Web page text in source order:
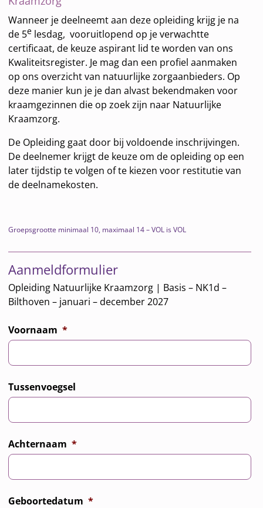
Wanneer je deelneemt aan deze opleiding krijg je na
de 5e lesdag, vooruitlopend op je verwachtte
certificaat, de keuze aspirant lid te worden van ons
Kwaliteitsregister. Je mag dan een profiel aanmaken
op ons overzicht van natuurlijke zorgaanbieders. Op
deze manier kun je je dan alvast bekendmaken voor
kraamgezinnen die op zoek zijn naar Natuurlijke
Kraamzorg.
De Opleiding gaat door bij voldoende inschrijvingen.
De deelnemer krijgt de keuze om de opleiding op een
later tijdstip te volgen of te kiezen voor restitutie van
de deelnamekosten.
Groepsgrootte minimaal 10, maximaal 14 – VOL is VOL
Aanmeldformulier
Opleiding Natuurlijke Kraamzorg | Basis – NK1d –
Bilthoven – januari – december 2027
Voornaam *
Tussenvoegsel
Achternaam *
Geboortedatum *